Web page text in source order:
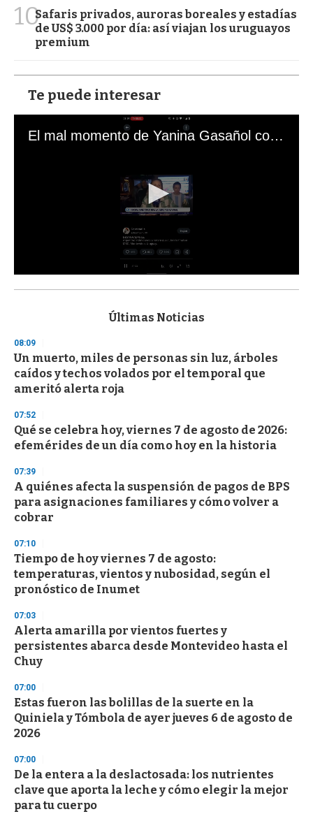
10Safaris privados, auroras boreales y estadías
de US$ 3.000 por día: así viajan los uruguayos
premium
Te puede interesar
El mal momento de Yanina Gasañol con un hincha argentino en "Subrayado"
s
d
s
o
f
3
s
e
c
o
d
s
Últimas Noticias
08:09
Un muerto, miles de personas sin luz, árboles
caídos y techos volados por el temporal que
ameritó alerta roja
07:52
Qué se celebra hoy, viernes 7 de agosto de 2026:
efemérides de un día como hoy en la historia
07:39
A quiénes afecta la suspensión de pagos de BPS
para asignaciones familiares y cómo volver a
cobrar
07:10
Tiempo de hoy viernes 7 de agosto:
temperaturas, vientos y nubosidad, según el
pronóstico de Inumet
07:03
Alerta amarilla por vientos fuertes y
persistentes abarca desde Montevideo hasta el
Chuy
07:00
Estas fueron las bolillas de la suerte en la
Quiniela y Tómbola de ayer jueves 6 de agosto de
2026
07:00
De la entera a la deslactosada: los nutrientes
clave que aporta la leche y cómo elegir la mejor
para tu cuerpo